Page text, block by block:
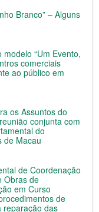
Branco” – Alguns
“Um Evento,
comerciais
ao público em
os Assuntos do
conjunta com
do
de Macau
de Coordenação
Obras de
em Curso
de
reparação das